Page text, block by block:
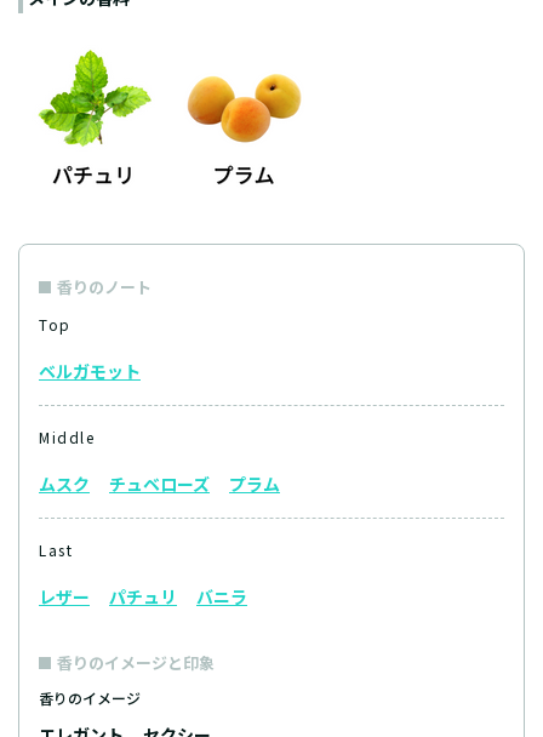
香りのノート
Top
ベルガモット
Middle
ムスク チュベローズ プラム
Last
レザー パチュリ バニラ
香りのイメージと印象
香りのイメージ